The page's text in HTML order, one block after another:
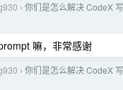
› 你们是怎么解决 CodeX
嘛，非常感谢
› 你们是怎么解决 CodeX